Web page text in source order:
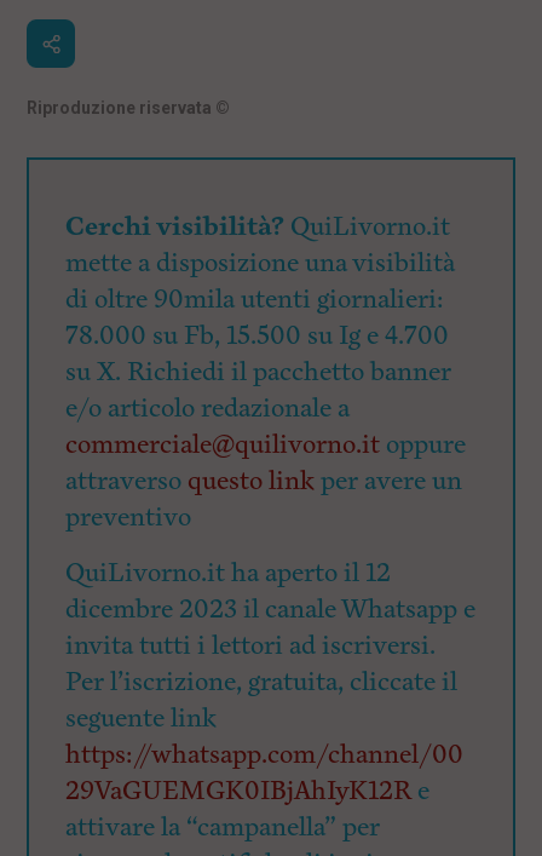
Riproduzione riservata ©
Cerchi visibilità? QuiLivorno.it
mette a disposizione una visibilità
di oltre 90mila utenti giornalieri:
78.000 su Fb, 15.500 su Ig e 4.700
su X. Richiedi il pacchetto banner
e/o articolo redazionale a
commerciale@quilivorno.it oppure
attraverso questo linkper avere un
preventivo
QuiLivorno.it ha aperto il 12
dicembre 2023 il canale Whatsapp e
invita tutti i lettori ad iscriversi.
Per l’iscrizione, gratuita, cliccate il
seguente link
https://whatsapp.com/channel/00
29VaGUEMGK0IBjAhIyK12Re
attivare la “campanella” per